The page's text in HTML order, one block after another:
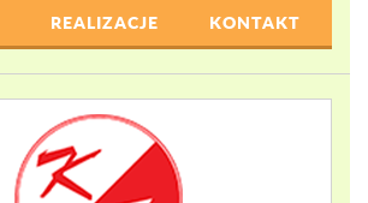
REALIZACJE KONTAKT